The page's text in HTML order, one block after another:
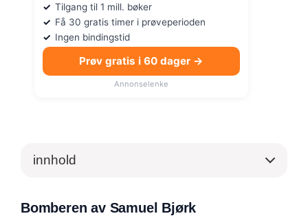
Tilgang til 1 mill. bøker
Få 30 gratis timer i prøveperioden
Ingen bindingstid
Prøv gratis i 60 dager →
Annonselenke
innhold
Bomberen av Samuel Bjørk